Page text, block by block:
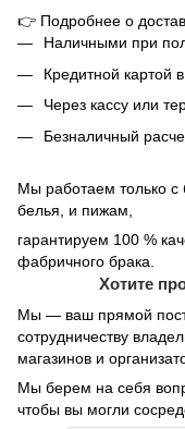
👉 Подробнее о
Наличными при
Кредитной картой
Через кассу или
Безналичный
Мы работаем только с
белья, и пижам,
гарантируем 100 %
фабричного брака.
Хотите
Мы — ваш прямой
сотрудничеству
магазинов и
Мы берем на себя
чтобы вы могли